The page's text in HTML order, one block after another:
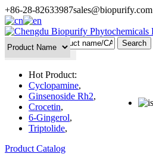
+86-28-82633987sales@biopurify.com
Hot Product:
Cyclopamine,
Ginsenoside Rh2,
Crocetin,
6-Gingerol,
Triptolide,
Product Catalog